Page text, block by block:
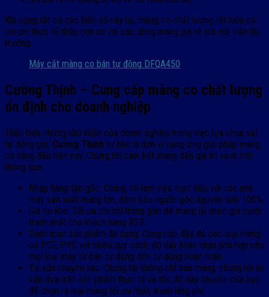
Khi cộng tất cả các biến số này lại, màng co chất lượng tốt luôn có
chi phí thực tế thấp hơn so với các dòng màng giá rẻ trôi nổi trên thị
trường.
Máy cắt màng co bán tự động DFQA450
Cường Thịnh – Cung cấp màng co chất lượng
ổn định cho doanh nghiệp
Thấu hiểu những khó khăn của doanh nghiệp trong việc lựa chọn vật
tư đóng gói, Cường Thịnh tự hào là đơn vị cung ứng giải pháp màng
co hàng đầu hiện nay. Chúng tôi cam kết mang đến giá trị vượt trội
thông qua:
Nhập hàng tận gốc: Chúng tôi làm việc trực tiếp với các nhà
máy sản xuất màng lớn, đảm bảo nguồn gốc nguyên sinh 100%.
Giá tại kho: Tối ưu chi phí trung gian để mang lại mức giá cạnh
tranh nhất cho khách hàng B2B.
Danh mục sản phẩm đa dạng: Cung cấp đầy đủ các loại màng
co POF, PVC với nhiều quy cách, độ dày khác nhau phù hợp cho
mọi loại máy từ bán tự động đến tự động hoàn toàn.
Tư vấn chuyên sâu: Chúng tôi không chỉ bán màng, chúng tôi tư
vấn dựa trên sản phẩm thực tế và tốc độ dây chuyền của bạn
để chọn ra loại màng tối ưu nhất, tránh lãng phí.